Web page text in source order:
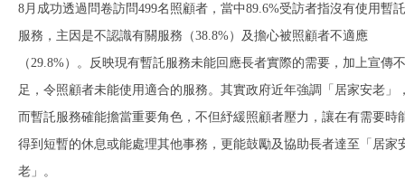
8月成功透過問卷訪問499名照顧者，當中89.6%受訪者指沒有使用暫託
服務，主因是不認識有關服務（38.8%）及擔心被照顧者不適應
（29.8%）。反映現有暫託服務未能回應長者實際的需要，加上宣傳不
足，令照顧者未能使用適合的服務。其實政府近年強調「居家安老」
而暫託服務確能擔當重要角色，不但紓緩照顧者壓力，讓在有需要時
得到短暫的休息或能處理其他事務，更能鼓勵及協助長者達至「居家
老」。